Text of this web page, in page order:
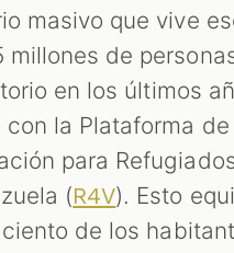
masivo que vive
millones de
en los últimos
con la Plataforma de
para
(R4V). Esto
ciento de los